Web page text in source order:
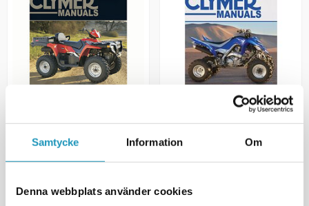
Samtycke Information Om
Denna webbplats använder cookies
Clymer verkstedmanual Polaris
BESTILLINGSVARE
Clymer verkstedmanual